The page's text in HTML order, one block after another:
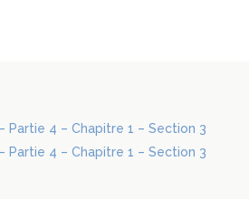
Partie 4 – Chapitre 1 – Section 3
Partie 4 – Chapitre 1 – Section 3